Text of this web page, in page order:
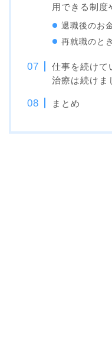
用できる制度
退職後のお
再就職のと
仕事を続けて
治療は続けま
まとめ